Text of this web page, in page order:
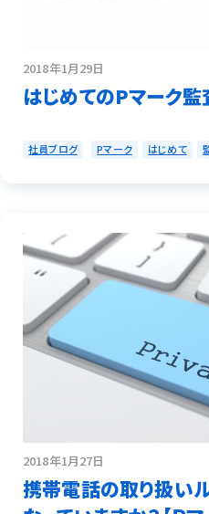
2018年1月29日
はじめてのPマーク
社員ブログ Pマーク はじめて
2018年1月27日
携帯電話の取り扱い